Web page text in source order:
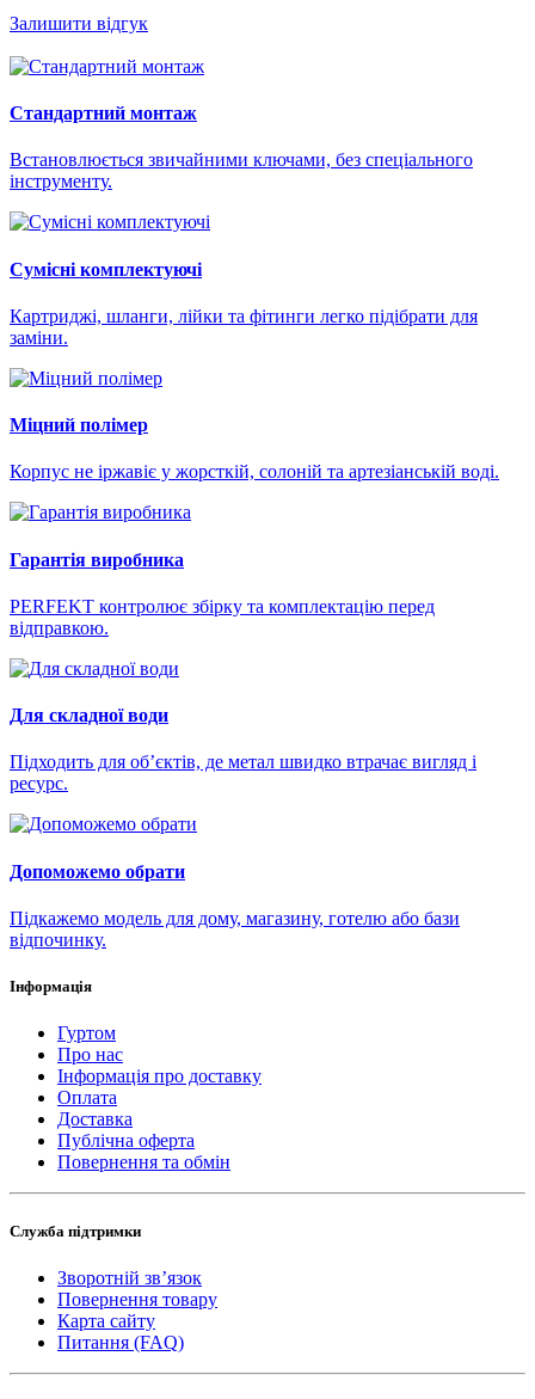
Залишити відгук
Стандартний монтаж
Встановлюється звичайними ключами, без спеціального
інструменту.
Сумісні комплектуючі
Картриджі, шланги, лійки та фітинги легко підібрати для
заміни.
Міцний полімер
Корпус не іржавіє у жорсткій, солоній та артезіанській воді.
Гарантія виробника
PERFEKT контролює збірку та комплектацію перед
відправкою.
Для складної води
Підходить для об’єктів, де метал швидко втрачає вигляд і
ресурс.
Допоможемо обрати
Підкажемо модель для дому, магазину, готелю або бази
відпочинку.
Інформація
Гуртом
Про нас
Інформація про доставку
Оплата
Доставка
Публічна оферта
Повернення та обмін
Служба підтримки
Зворотній зв’язок
Повернення товару
Карта сайту
Питання (FAQ)